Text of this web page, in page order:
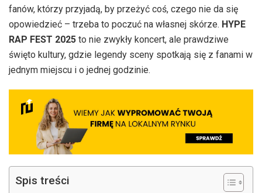
fanów, którzy przyjadą, by przeżyć coś, czego nie da się
opowiedzieć – trzeba to poczuć na własnej skórze. HYPE
RAP FEST 2025 to nie zwykły koncert, ale prawdziwe
święto kultury, gdzie legendy sceny spotkają się z fanami w
jednym miejscu i o jednej godzinie.
Spis treści